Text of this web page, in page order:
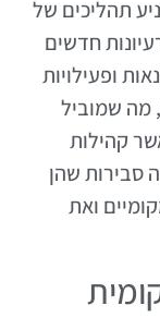
תהליכים של
חדשים
ופעילויות
מה שמוביל
קהילות
סבירות שהן
ואת